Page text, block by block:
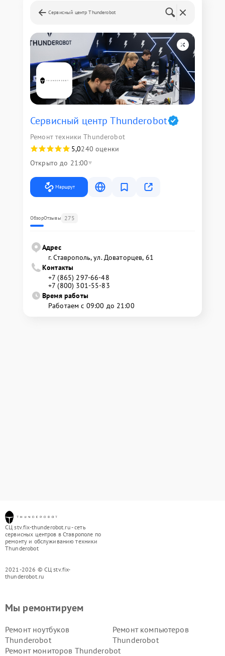
Сервисный центр Thunderobot
Сервисный центр Thunderobot
Ремонт техники Thunderobot
5,0240 оценки
Открыто до 21:00
Маршрут
ОбзорОтзывы 275
Адрес
г. Ставрополь, ул. Доваторцев, 61
Контакты
+7 (865) 297-66-48
+7 (800) 301-55-83
Время работы
Работаем с 09:00 до 21:00
СЦ stv.fix-thunderobot.ru - сеть
сервисных центров в Ставрополе по
ремонту и обслуживанию техники
Thunderobot
2021-2026 © СЦ stv.fix-
thunderobot.ru
Мы ремонтируем
Ремонт ноутбуков
Thunderobot
Ремонт компьютеров
Thunderobot
Ремонт мониторов Thunderobot